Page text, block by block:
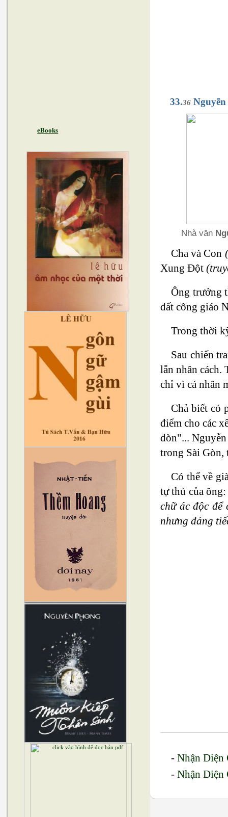
eBooks
33.36
Nhà văn
Cha và Con
Xung Đột
Ông trưởng
đất công giáo
Trong thời
Sau chiến
lẫn nhân
chỉ vì cá nhân
Chả biết có
điểm cho các
đòn"...
trong Sài Gòn,
Có thể về
tự thú của
chữ ác độc để
nhưng đáng
-Nhận Diện
-Nhận Diện